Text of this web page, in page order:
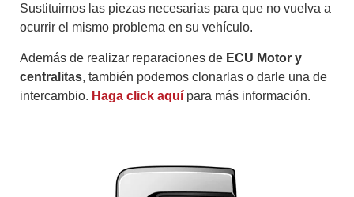
Sustituimos las piezas necesarias para que no vuelva a
ocurrir el mismo problema en su vehículo.
Además de realizar reparaciones de ECU Motor y
centralitas, también podemos clonarlas o darle una de
intercambio. Haga click aquí para más información.